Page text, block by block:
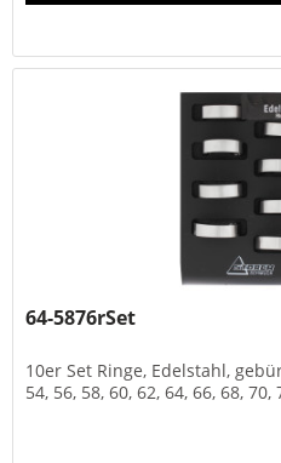
64-5876rSet
10er Set Ringe, Edelstahl,
54, 56, 58, 60, 62, 64, 66, 68, 70,